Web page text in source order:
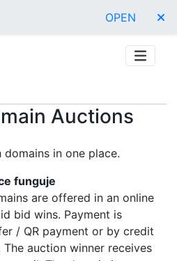
OPEN
Auctions
domains in one place.
funguje
are offered in an online
bid wins. Payment is
/ QR payment or by credit
auction winner receives